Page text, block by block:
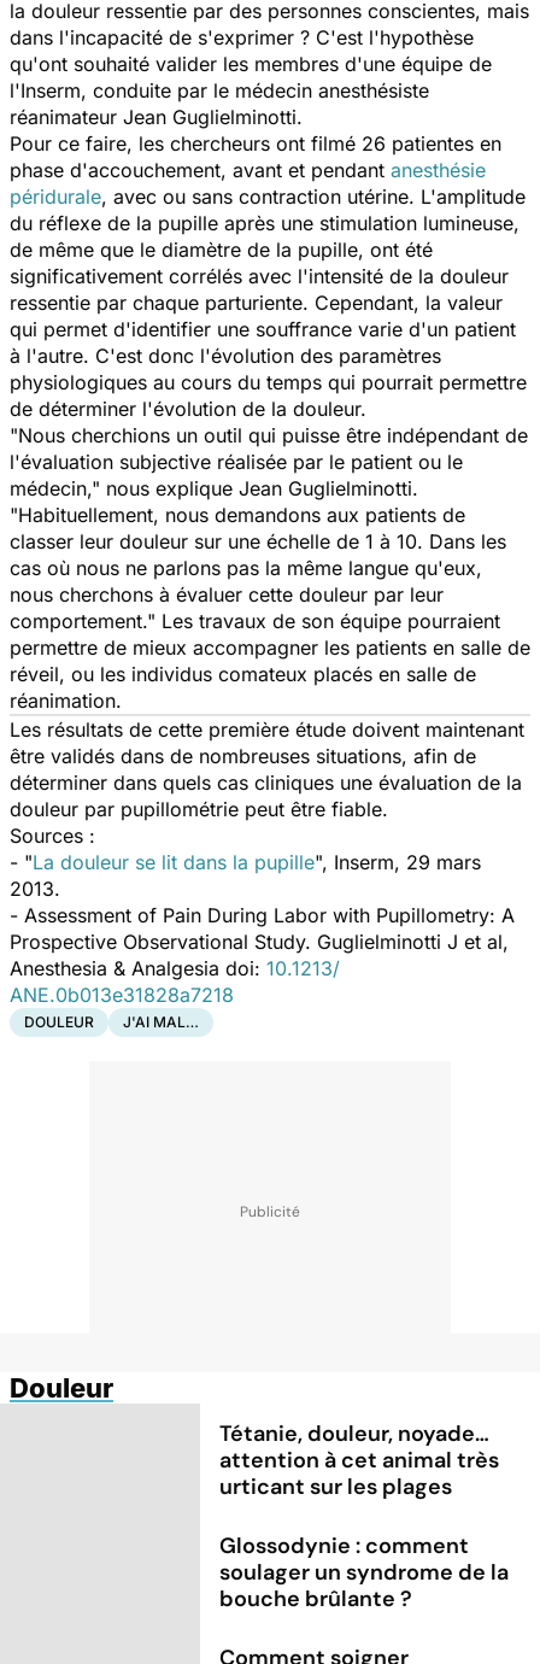
la douleur ressentie par des personnes conscientes, mais
dans l'incapacité de s'exprimer ? C'est l'hypothèse
qu'ont souhaité valider les membres d'une équipe de
l'Inserm, conduite par le médecin anesthésiste
réanimateur Jean Guglielminotti.
Pour ce faire, les chercheurs ont filmé 26 patientes en
phase d'accouchement, avant et pendant anesthésie
péridurale, avec ou sans contraction utérine. L'amplitude
du réflexe de la pupille après une stimulation lumineuse,
de même que le diamètre de la pupille, ont été
significativement corrélés avec l'intensité de la douleur
ressentie par chaque parturiente. Cependant, la valeur
qui permet d'identifier une souffrance varie d'un patient
à l'autre. C'est donc l'évolution des paramètres
physiologiques au cours du temps qui pourrait permettre
de déterminer l'évolution de la douleur.
"Nous cherchions un outil qui puisse être indépendant de
l'évaluation subjective réalisée par le patient ou le
médecin," nous explique Jean Guglielminotti.
"Habituellement, nous demandons aux patients de
classer leur douleur sur une échelle de 1 à 10. Dans les
cas où nous ne parlons pas la même langue qu'eux,
nous cherchons à évaluer cette douleur par leur
comportement." Les travaux de son équipe pourraient
permettre de mieux accompagner les patients en salle de
réveil, ou les individus comateux placés en salle de
réanimation.
Les résultats de cette première étude doivent maintenant
être validés dans de nombreuses situations, afin de
déterminer dans quels cas cliniques une évaluation de la
douleur par pupillométrie peut être fiable.
Sources :
- "La douleur se lit dans la pupille", Inserm, 29 mars
2013.
- Assessment of Pain During Labor with Pupillometry: A
Prospective Observational Study. Guglielminotti J et al,
Anesthesia & Analgesia doi: 10.1213/​
ANE.0b013e31828a7218
DOULEUR J'AI MAL…
Douleur
Tétanie, douleur, noyade…
attention à cet animal très
urticant sur les plages
Glossodynie : comment
soulager un syndrome de la
bouche brûlante ?
Comment soigner